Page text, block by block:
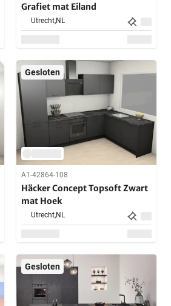
Grafiet mat Eiland
Utrecht,NL
Gesloten
A1-42864-108
Häcker Concept Topsoft Zwart
mat Hoek
Utrecht,NL
Gesloten